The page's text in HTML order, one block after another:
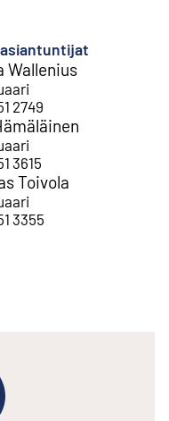
Wallenius
2749
3615
Toivola
3355